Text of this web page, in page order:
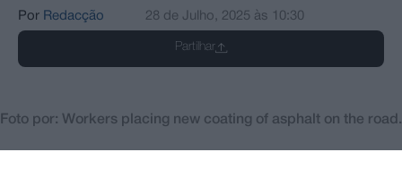
Por Redacção 28 de Julho, 2025 às 10:30
Partilhar
Foto por: Workers placing new coating of asphalt on the road.